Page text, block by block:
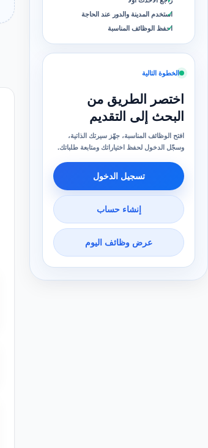
استخدم المدينة والدور عند الحاجة
احفظ الوظائف المناسبة
الخطوة التالية
اختصر الطريق من
البحث إلى التقديم
افتح الوظائف المناسبة، جهّز سيرتك الذاتية،
وسجّل الدخول لحفظ اختياراتك ومتابعة طلباتك.
تسجيل الدخول
إنشاء حساب
عرض وظائف اليوم